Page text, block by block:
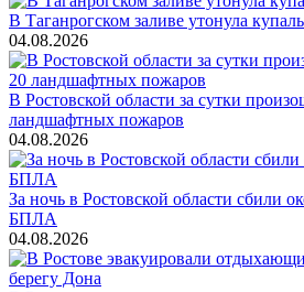
В Таганрогском заливе утонула
04.08.2026
В Ростовской области за сутки
ландшафтных пожаров
04.08.2026
За ночь в Ростовской области сбили
БПЛА
04.08.2026